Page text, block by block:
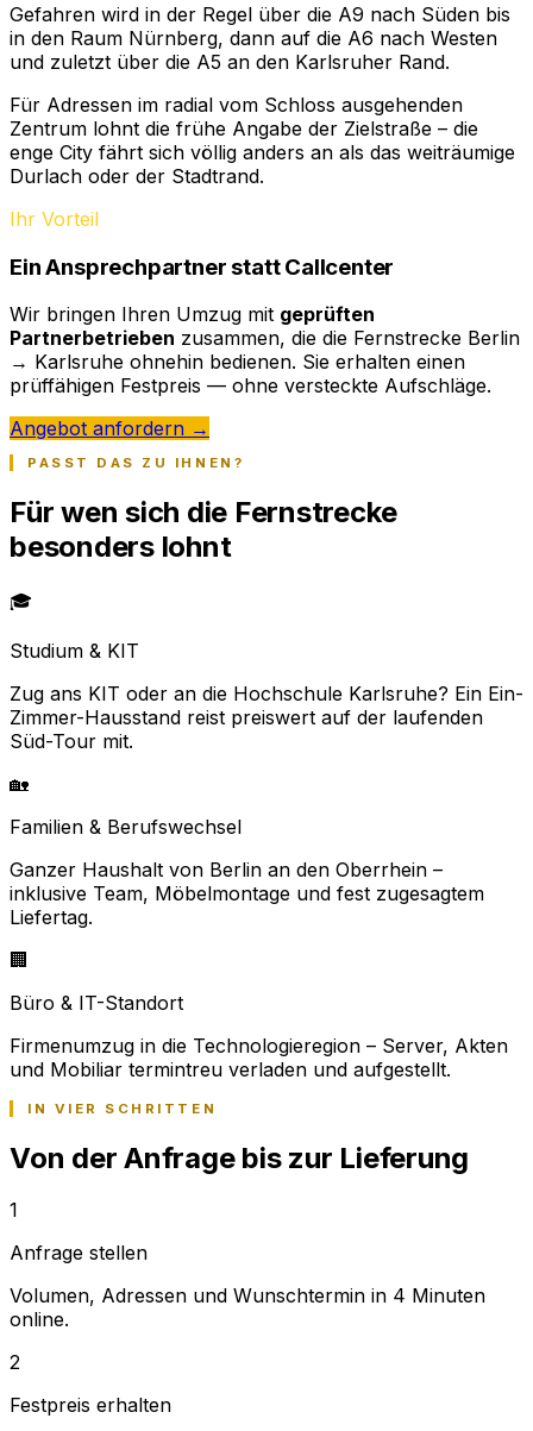
Gefahren wird in der Regel über die A9 nach Süden bis
in den Raum Nürnberg, dann auf die A6 nach Westen
und zuletzt über die A5 an den Karlsruher Rand.
Für Adressen im radial vom Schloss ausgehenden
Zentrum lohnt die frühe Angabe der Zielstraße – die
enge City fährt sich völlig anders an als das weiträumige
Durlach oder der Stadtrand.
Ihr Vorteil
Ein Ansprechpartner statt Callcenter
Wir bringen Ihren Umzug mit geprüften
Partnerbetrieben zusammen, die die Fernstrecke Berlin
→ Karlsruhe ohnehin bedienen. Sie erhalten einen
prüffähigen Festpreis — ohne versteckte Aufschläge.
Angebot anfordern →
PASST DAS ZU IHNEN?
Für wen sich die Fernstrecke
besonders lohnt
🎓
Studium & KIT
Zug ans KIT oder an die Hochschule Karlsruhe? Ein Ein-
Zimmer-Hausstand reist preiswert auf der laufenden
Süd-Tour mit.
🏡
Familien & Berufswechsel
Ganzer Haushalt von Berlin an den Oberrhein –
inklusive Team, Möbelmontage und fest zugesagtem
Liefertag.
🏢
Büro & IT-Standort
Firmenumzug in die Technologieregion – Server, Akten
und Mobiliar termintreu verladen und aufgestellt.
IN VIER SCHRITTEN
Von der Anfrage bis zur Lieferung
1
Anfrage stellen
Volumen, Adressen und Wunschtermin in 4 Minuten
online.
2
Festpreis erhalten